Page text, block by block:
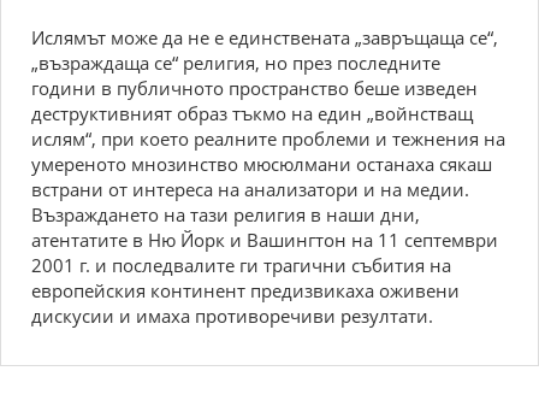
Ислямът може да не е единствената „завръщаща се“,
„възраждаща се“ религия, но през последните
години в публичното пространство беше изведен
деструктивният образ тъкмо на един „войнстващ
ислям“, при което реалните проблеми и тежнения на
умереното мнозинство мюсюлмани останаха сякаш
встрани от интереса на анализатори и на медии.
Възраждането на тази религия в наши дни,
атентатите в Ню Йорк и Вашингтон на 11 септември
2001 г. и последвалите ги трагични събития на
европейския континент предизвикаха оживени
дискусии и имаха противоречиви резултати.